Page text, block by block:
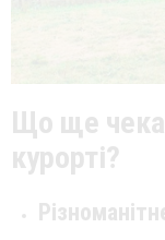
Що ще
курорті?